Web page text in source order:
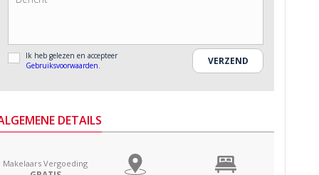
Ik heb gelezen en accepteer
Gebruiksvoorwaarden.
DETAILS
Makelaars Vergoeding